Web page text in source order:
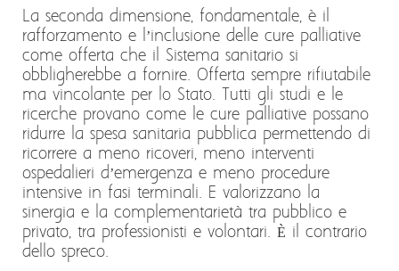
La seconda dimensione, fondamentale, è il
rafforzamento e l’inclusione delle cure palliative
come offerta che il Sistema sanitario si
obbligherebbe a fornire. Offerta sempre rifiutabile
ma vincolante per lo Stato. Tutti gli studi e le
ricerche provano come le cure palliative possano
ridurre la spesa sanitaria pubblica permettendo di
ricorrere a meno ricoveri, meno interventi
ospedalieri d’emergenza e meno procedure
intensive in fasi terminali. E valorizzano la
sinergia e la complementarietà tra pubblico e
privato, tra professionisti e volontari. È il contrario
dello spreco.